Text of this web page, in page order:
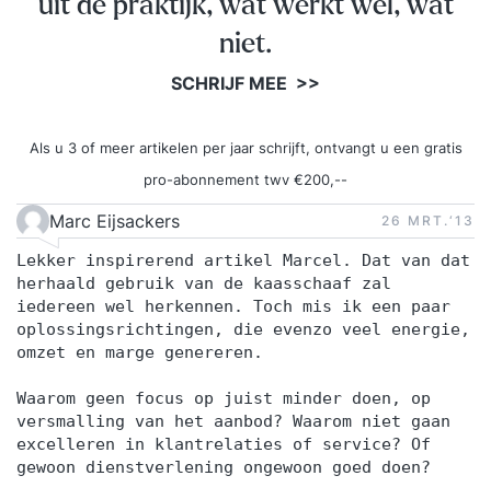
gunfactor vergroten? Hoe maak je het verschil
met aansprekende resultaten? Verankering Na
de meest belangrijke inzichten over het
gedrag. Daarnaast verto
uit de praktijk, wat werkt wel, wat
niet.
SCHRIJF MEE >>
Als u 3 of meer artikelen per jaar schrijft, ontvangt u een gratis
pro-abonnement twv €200,--
Marc Eijsackers 26 MRT.‘13
Lekker inspirerend artikel Marcel. Dat van dat
herhaald gebruik van de kaasschaaf zal
iedereen wel herkennen. Toch mis ik een paar
oplossingsrichtingen, die evenzo veel energie,
omzet en marge genereren.
Waarom geen focus op juist minder doen, op
versmalling van het aanbod? Waarom niet gaan
excelleren in klantrelaties of service? Of
gewoon dienstverlening ongewoon goed doen?